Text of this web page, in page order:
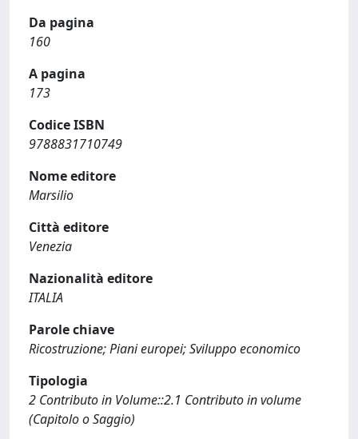
Da pagina
160
A pagina
173
Codice ISBN
9788831710749
Nome editore
Marsilio
Città editore
Venezia
Nazionalità editore
ITALIA
Parole chiave
Ricostruzione; Piani europei; Sviluppo economico
Tipologia
2 Contributo in Volume::2.1 Contributo in volume
(Capitolo o Saggio)